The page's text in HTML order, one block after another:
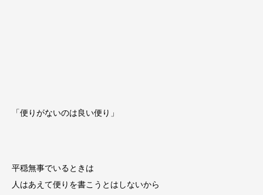
「便りがないのは良い便り」
平穏無事でいるときは
人はあえて便りを書こうとはしないから